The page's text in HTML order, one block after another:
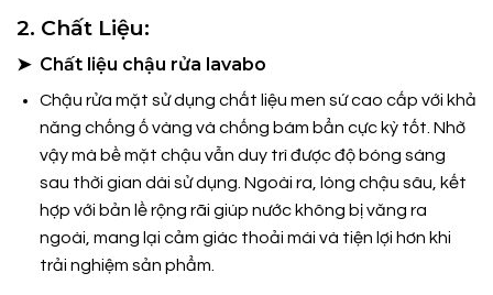
2. Chất Liệu:
➤ Chất liệu chậu rửa lavabo
Chậu rửa mặt sử dụng chất liệu men sứ cao cấp với khả
năng chống ố vàng và chống bám bẩn cực kỳ tốt. Nhờ
vậy mà bề mặt chậu vẫn duy trì được độ bóng sáng
sau thời gian dài sử dụng. Ngoài ra, lòng chậu sâu, kết
hợp với bản lề rộng rãi giúp nước không bị văng ra
ngoài, mang lại cảm giác thoải mái và tiện lợi hơn khi
trải nghiệm sản phẩm.